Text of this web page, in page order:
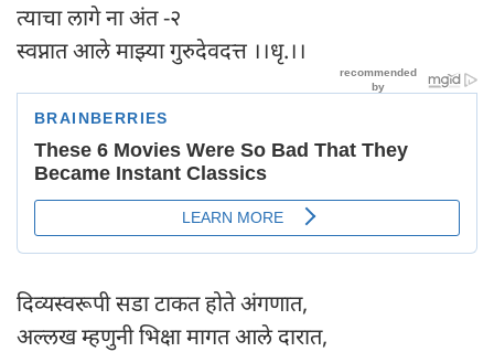
त्याचा लागे ना अंत -२
स्वप्नात आले माझ्या गुरुदेवदत्त ।।धृ.।।
दिव्यस्वरूपी सडा टाकत होते अंगणात,
अल्लख म्हणुनी भिक्षा मागत आले दारात,